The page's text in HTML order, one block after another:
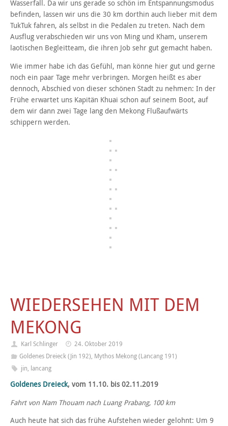
Wasserfall. Da wir uns gerade so schön im Entspannungsmodus
befinden, lassen wir uns die 30 km dorthin auch lieber mit dem
TukTuk fahren, als selbst in die Pedalen zu treten. Nach dem
Ausflug verabschieden wir uns von Ming und Kham, unserem
laotischen Begleitteam, die ihren Job sehr gut gemacht haben.
Wie immer habe ich das Gefühl, man könne hier gut und gerne
noch ein paar Tage mehr verbringen. Morgen heißt es aber
dennoch, Abschied von dieser schönen Stadt zu nehmen: In der
Frühe erwartet uns Kapitän Khuai schon auf seinem Boot, auf
dem wir dann zwei Tage lang den Mekong Flußaufwärts
schippern werden.
WIEDERSEHEN MIT DEM
MEKONG
Karl Schlinger
24. Oktober 2019
Goldenes Dreieck (Jin 192), Mythos Mekong (Lancang 191)
jin, lancang
Goldenes Dreieck, vom 11.10. bis 02.11.2019
Fahrt von Nam Thouam nach Luang Prabang, 100 km
Auch heute hat sich das frühe Aufstehen wieder gelohnt: Um 9